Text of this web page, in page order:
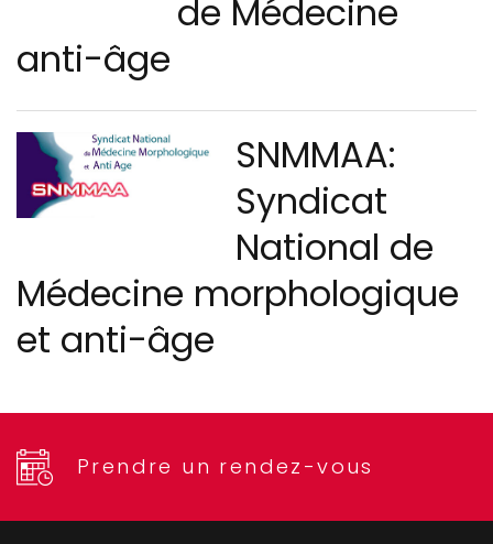
de Médecine
anti-âge
SNMMAA:
Syndicat
National de
Médecine morphologique
et anti-âge
Prendre un rendez-vous